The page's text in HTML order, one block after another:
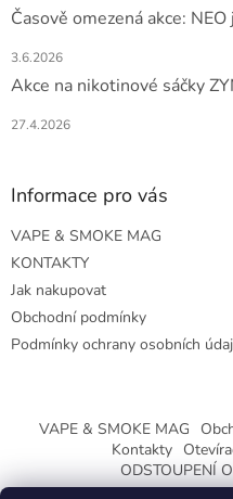
Časově omezená akce: NEO
3.6.2026
Akce na nikotinové sáčky
27.4.2026
Informace pro vás
VAPE & SMOKE MAG
KONTAKTY
Jak nakupovat
Obchodní podmínky
Podmínky ochrany osobních
VAPE & SMOKE MAG
Kontakty
ODSTOUPENÍ